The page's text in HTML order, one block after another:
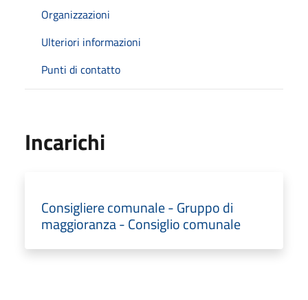
Organizzazioni
Ulteriori informazioni
Punti di contatto
Incarichi
Consigliere comunale - Gruppo di
maggioranza - Consiglio comunale